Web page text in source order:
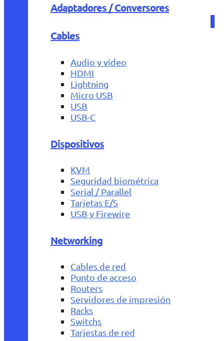
Adaptadores / Conversores
Cables
Audio y vídeo
HDMI
Lightning
Micro USB
USB
USB-C
Dispositivos
KVM
Seguridad biométrica
Serial / Parallel
Tarjetas E/S
USB y Firewire
Networking
Cables de red
Punto de acceso
Routers
Servidores de impresión
Racks
Switchs
Tarjestas de red